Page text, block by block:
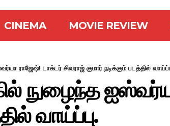
CINEMA MOVIE REVIEW
ராஜேஷ்! டாக்டர் சிவராஜ் குமார் நடிக்கும் படத்தில்
நுழைந்த
வாய்ப்பு.